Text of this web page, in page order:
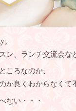
ン、ランチ交流会な
ころなのか、
か良くわからなくて
ない・・・